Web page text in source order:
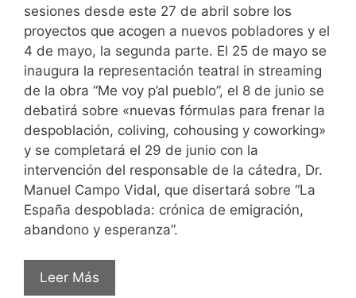
sesiones desde este 27 de abril sobre los
proyectos que acogen a nuevos pobladores y el
4 de mayo, la segunda parte. El 25 de mayo se
inaugura la representación teatral in streaming
de la obra “Me voy p’al pueblo”, el 8 de junio se
debatirá sobre «nuevas fórmulas para frenar la
despoblación, coliving, cohousing y coworking»
y se completará el 29 de junio con la
intervención del responsable de la cátedra, Dr.
Manuel Campo Vidal, que disertará sobre “La
España despoblada: crónica de emigración,
abandono y esperanza”.
Leer Más